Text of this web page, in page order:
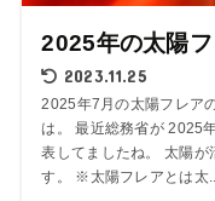
2025年の太陽
2023.11.25
2025年7月の太陽フレア
は。 最近総務省が 2025
表してましたね。 太陽が
す。 ※太陽フレアとは太...